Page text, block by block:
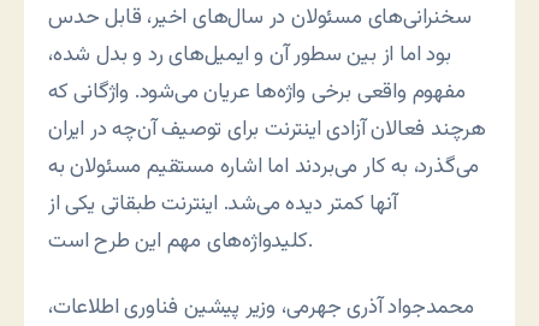
سخنرانی‌های مسئولان در سال‌های اخیر، قابل حدس
بود اما از بین سطور آن و ایمیل‌های رد و بدل شده،
مفهوم واقعی برخی واژه‌ها عریان می‌شود. واژگانی که
هرچند فعالان آزادی اینترنت برای توصیف آن‌چه در ایران
می‌گذرد، به کار می‌بردند اما اشاره مستقیم مسئولان به
آنها کمتر دیده می‌شد. اینترنت طبقاتی یکی از
کلیدواژه‌های مهم این طرح است.
محمدجواد آذری جهرمی، وزیر پیشین فناوری اطلاعات،